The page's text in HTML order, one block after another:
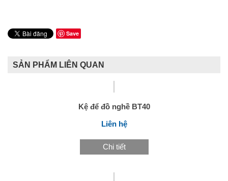
Save
SẢN PHẨM LIÊN QUAN
Kệ để đồ nghề BT40
Liên hệ
Chi tiết